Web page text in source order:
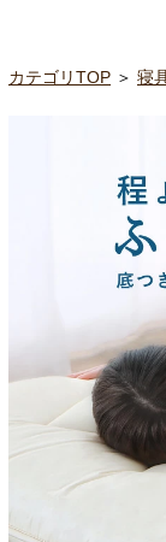
カテゴリTOP ＞ 寝